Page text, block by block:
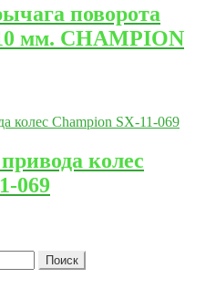
поворота
мм. CHAMPION
колес
069
Поиск